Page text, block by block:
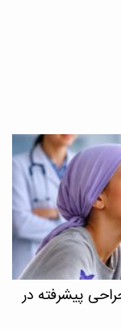
پیشرفته در